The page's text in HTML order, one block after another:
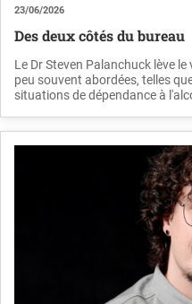
23/06/2026
Des deux côtés du bureau
Le Dr Steven Palanchuck lève
peu souvent abordées, telles
situations de dépendance à